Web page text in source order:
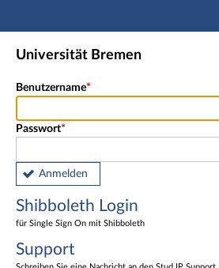
Hauptnavigation
Shibboleth Login
Universität Bremen
Benutzername
Passwort
Anmelden
Shibboleth Login
für Single Sign On mit Shibboleth
Support